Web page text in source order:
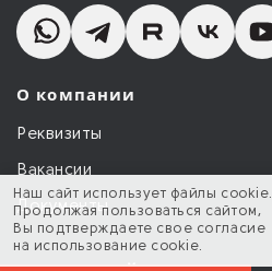
О компании
Реквизиты
Вакансии
Документы
Наш сайт использует файлы cookie.
Продолжая пользоваться сайтом,
Вы подтверждаете свое согласие
на использование cookie.